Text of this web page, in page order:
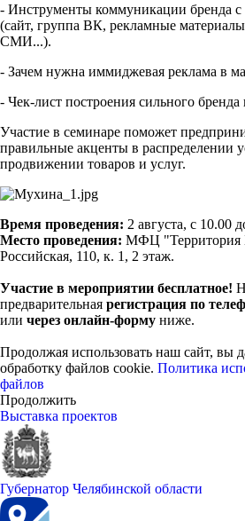
- Инструменты коммуникации бренда с
(сайт, группа ВК, рекламные
СМИ...).
- Зачем нужна иммиджевая реклама в
- Чек-лист построения сильного бренда
Участие в семинаре поможет
правильные акценты в распределении
продвижении товаров и услуг.
Время проведения: 2 августа, с 10.00
Место проведения: МФЦ "Территория
Российская, 110, к. 1, 2 этаж.
Участие в мероприятии бесплатное!
предварительная регистрация по
или через онлайн-форму ниже.
Продолжая использовать наш сайт, вы
обработку файлов cookie. Политика
файлов
Продолжить
Выставка проектов
Губернатор Челябинской области